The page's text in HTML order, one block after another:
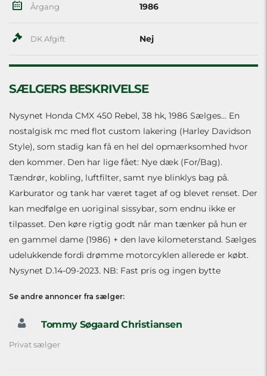
Årgang 1986
DK Afgift Nej
SÆLGERS BESKRIVELSE
Nysynet Honda CMX 450 Rebel, 38 hk, 1986 Sælges... En
nostalgisk mc med flot custom lakering (Harley Davidson
Style), som stadig kan få en hel del opmærksomhed hvor
den kommer. Den har lige fået: Nye dæk (For/Bag).
Tændrør, kobling, luftfilter, samt nye blinklys bag på.
Karburator og tank har været taget af og blevet renset. Der
kan medfølge en uoriginal sissybar, som endnu ikke er
tilpasset. Den køre rigtig godt når man tænker på hun er
en gammel dame (1986) + den lave kilometerstand. Sælges
udelukkende fordi drømme motorcyklen allerede er købt.
Nysynet D.14-09-2023. NB: Fast pris og ingen bytte
Se andre annoncer fra sælger:
Tommy Søgaard Christiansen
Privat sælger